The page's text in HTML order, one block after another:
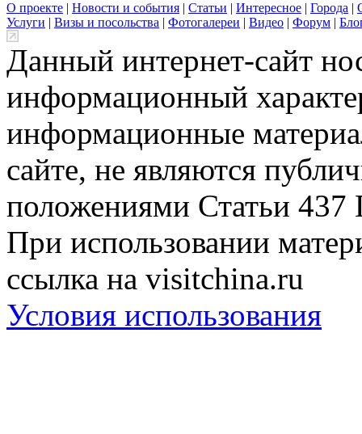
О проекте | Новости и события | Статьи | Интересное | Города |
Услуги | Визы и посольства | Фотогалереи | Видео | Форум |
Данный интернет-сайт
информационный
информационные
сайте, не являются
положениями Статьи 437
При использовании
ссылка на visitchina.ru
Условия использования